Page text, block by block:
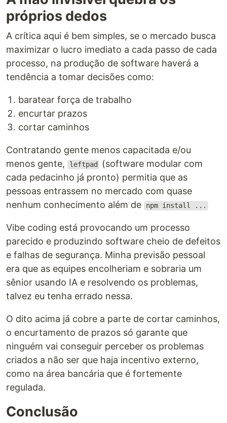
próprios dedos
A crítica aqui é bem simples, se o mercado busca
maximizar o lucro imediato a cada passo de cada
processo, na produção de software haverá a
tendência a tomar decisões como:
baratear força de trabalho
encurtar prazos
cortar caminhos
Contratando gente menos capacitada e/ou
menos gente,
leftpad
(software modular com
cada pedacinho já pronto) permitia que as
pessoas entrassem no mercado com quase
nenhum conhecimento além de
npm install ...
Vibe coding está provocando um processo
parecido e produzindo software cheio de defeitos
e falhas de segurança. Minha previsão pessoal
era que as equipes encolheriam e sobraria um
sênior usando IA e resolvendo os problemas,
talvez eu tenha errado nessa.
O dito acima já cobre a parte de cortar caminhos,
o encurtamento de prazos só garante que
ninguém vai conseguir perceber os problemas
criados a não ser que haja incentivo externo,
como na área bancária que é fortemente
regulada.
Conclusão